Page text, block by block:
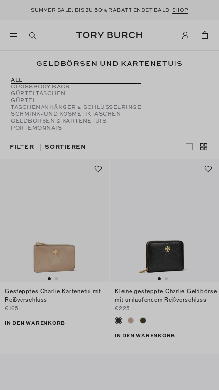
SUMMER SALE: BIS ZU50% RABATT ENDET BALD SHOP
GELDBÖRSEN UND KARTENETUIS
ALL
CROSSBODY BAGS
GÜRTELTASCHEN
GÜRTEL
TASCHENANHÄNGER & SCHLÜSSELRINGE
SCHMINK- UND KOSMETIKTASCHEN
GELDBÖRSEN & KARTENETUIS
PORTEMONNAIS
FILTER | SORTIEREN
Gestepptes Charlie Kartenetui mit
Reißverschluss
€165
IN DEN WARENKORB
Kleine gesteppte Charlie Geldbörse
mit umlaufendem Reißverschluss
€225
IN DEN WARENKORB